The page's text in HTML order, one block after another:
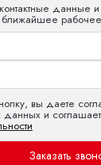
ближайшее
вы даете
данных и
Заказать